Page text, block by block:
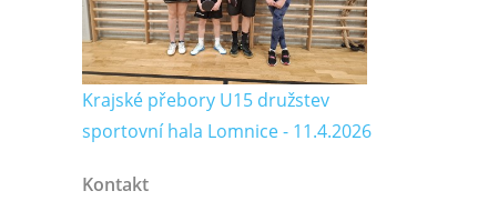
Krajské přebory U15 družstev
sportovní hala Lomnice - 11.4.2026
Kontakt